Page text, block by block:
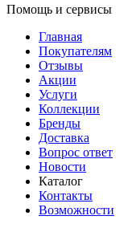
Помощь и сервисы
Главная
Покупателям
Отзывы
Акции
Услуги
Коллекции
Бренды
Доставка
Вопрос ответ
Новости
Каталог
Контакты
Возможности